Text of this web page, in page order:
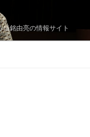
銘由亮の情報サイト